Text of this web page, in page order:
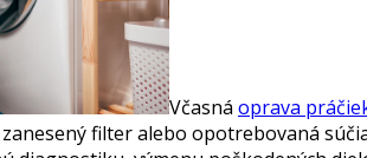
Včasná oprava
filter alebo opotrebovaná